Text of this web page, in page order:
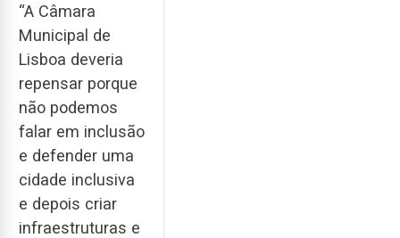
“A Câmara
Municipal de
Lisboa deveria
repensar porque
não podemos
falar em inclusão
e defender uma
cidade inclusiva
e depois criar
infraestruturas e